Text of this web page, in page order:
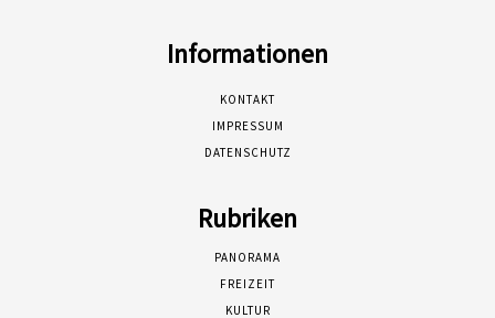
Informationen
KONTAKT
IMPRESSUM
DATENSCHUTZ
Rubriken
PANORAMA
FREIZEIT
KULTUR